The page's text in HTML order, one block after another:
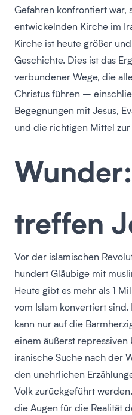
Gefahren konfrontiert war,
entwickelnden Kirche im
Kirche ist heute größer
Geschichte. Dies ist das
verbundener Wege, die
Christus führen –
Begegnungen mit Jesus,
und die richtigen Mittel
treffen
Vor der islamischen
hundert Gläubige mit
Heute gibt es mehr als 1
vom Islam konvertiert
kann nur auf die
einem äußerst
iranische Suche nach der
den unehrlichen
Volk zurückgeführt
die Augen für die Realität